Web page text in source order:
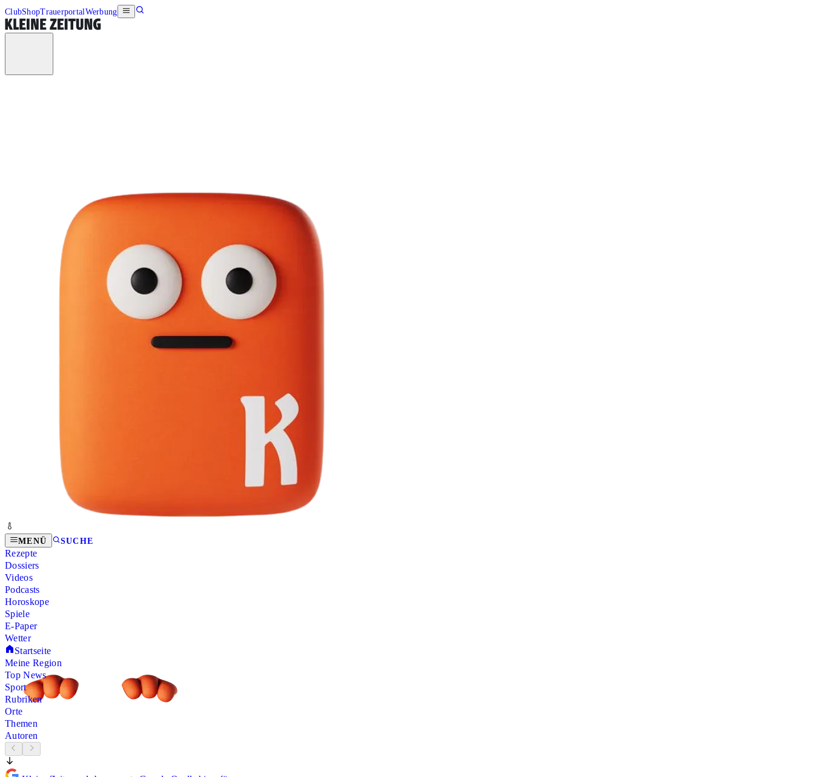
ClubShopTrauerportalWerbung
MENÜ SUCHE
Rezepte
Dossiers
Videos
Podcasts
Horoskope
Spiele
E-Paper
Wetter
Startseite
Meine Region
Top News
Sport
Rubriken
Orte
Themen
Autoren